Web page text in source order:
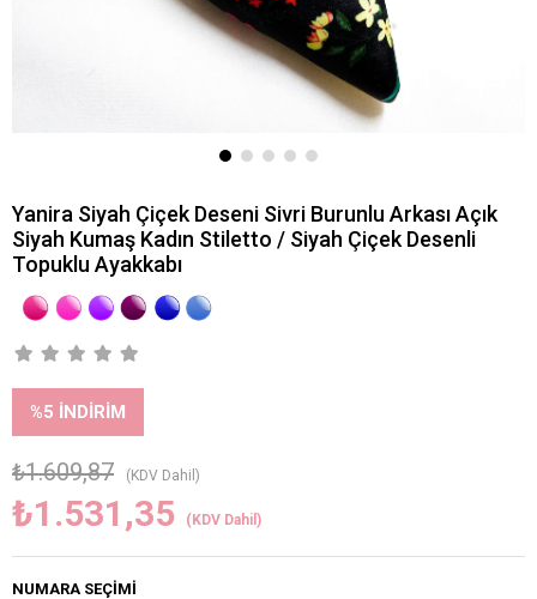
Yanira Siyah Çiçek Deseni Sivri Burunlu Arkası Açık
Siyah Kumaş Kadın Stiletto / Siyah Çiçek Desenli
Topuklu Ayakkabı
%5 İNDIRIM
₺1.609,87 (KDV Dahil)
₺1.531,35 (KDV Dahil)
NUMARA SEÇIMI